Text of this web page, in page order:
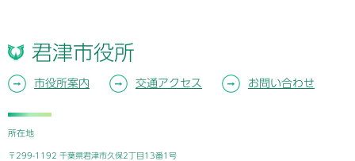
君津市役所
市役所案内 交通アクセス お問い合わせ
所在地
〒299-1192 千葉県君津市久保2丁目13番1号